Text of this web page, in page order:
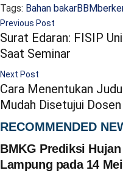
Tags: Bahan bakarBBM
Previous Post
Surat Edaran: FISIP
Saat Seminar
Next Post
Cara Menentukan
Mudah Disetujui Dosen
RECOMMENDED
BMKG Prediksi
Lampung pada 14